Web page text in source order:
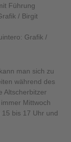
Führung
/ Birgit
Grafik /
man sich zu
während des
Altscherbitzer
Mittwoch
bis 17 Uhr und